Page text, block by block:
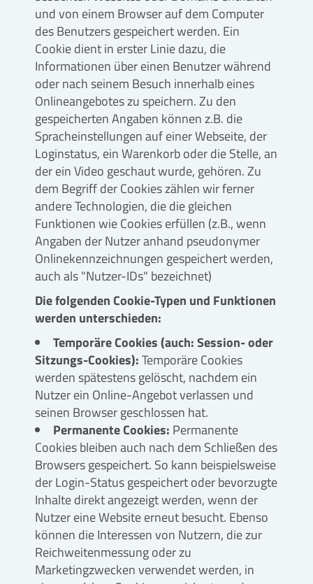
und von einem Browser auf dem Computer
des Benutzers gespeichert werden. Ein
Cookie dient in erster Linie dazu, die
Informationen über einen Benutzer während
oder nach seinem Besuch innerhalb eines
Onlineangebotes zu speichern. Zu den
gespeicherten Angaben können z.B. die
Spracheinstellungen auf einer Webseite, der
Loginstatus, ein Warenkorb oder die Stelle, an
der ein Video geschaut wurde, gehören. Zu
dem Begriff der Cookies zählen wir ferner
andere Technologien, die die gleichen
Funktionen wie Cookies erfüllen (z.B., wenn
Angaben der Nutzer anhand pseudonymer
Onlinekennzeichnungen gespeichert werden,
auch als "Nutzer-IDs" bezeichnet)
Die folgenden Cookie-Typen und Funktionen
werden unterschieden:
Temporäre Cookies (auch: Session- oder
Sitzungs-Cookies):Temporäre Cookies
werden spätestens gelöscht, nachdem ein
Nutzer ein Online-Angebot verlassen und
seinen Browser geschlossen hat.
Permanente Cookies: Permanente
Cookies bleiben auch nach dem Schließen des
Browsers gespeichert. So kann beispielsweise
der Login-Status gespeichert oder bevorzugte
Inhalte direkt angezeigt werden, wenn der
Nutzer eine Website erneut besucht. Ebenso
können die Interessen von Nutzern, die zur
Reichweitenmessung oder zu
Marketingzwecken verwendet werden, in